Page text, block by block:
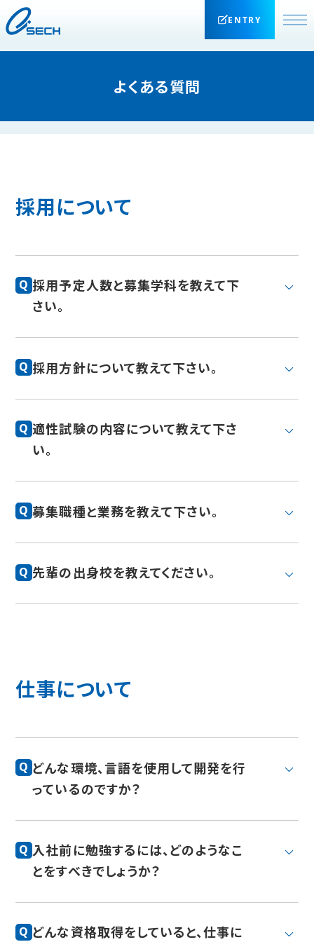
ENTRY
よくある質問
採用について
Q 採用予定人数と募集学科を教えて下
さい。
Q 採用方針について教えて下さい。
Q 適性試験の内容について教えて下さ
い。
Q 募集職種と業務を教えて下さい。
Q 先輩の出身校を教えてください。
仕事について
Q どんな環境、言語を使用して開発を行
っているのですか？
Q 入社前に勉強するには、どのようなこ
とをすべきでしょうか？
Q どんな資格取得をしていると、仕事に